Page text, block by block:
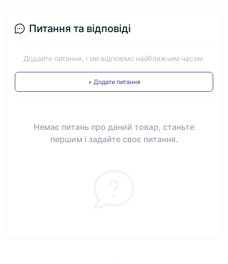
Питання та відповіді
Додайте питання, і ми відповімо найближчим часом.
+ Додати питання
Немає питань про даний товар, станьте
першим і задайте своє питання.